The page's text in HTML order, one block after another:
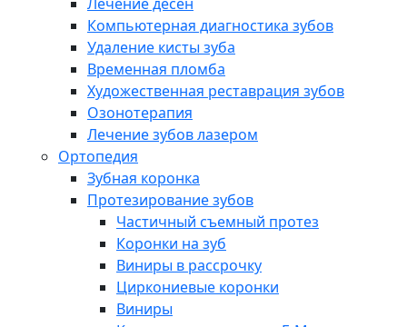
Лечение десен
Компьютерная диагностика зубов
Удаление кисты зуба
Временная пломба
Художественная реставрация зубов
Озонотерапия
Лечение зубов лазером
Ортопедия
Зубная коронка
Протезирование зубов
Частичный съемный протез
Коронки на зуб
Виниры в рассрочку
Циркониевые коронки
Виниры